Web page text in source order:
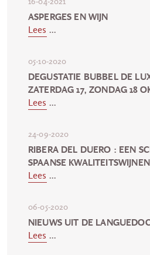
ASPERGES EN WIJN
Lees ...
05-10-2020
DEGUSTATIE BUBBEL DE
ZATERDAG 17, ZONDAG 18
Lees ...
24-09-2020
RIBERA DEL DUERO : EEN
SPAANSE KWALITEITSWIJNEN
Lees ...
06-05-2020
NIEUWS UIT DE
Lees ...